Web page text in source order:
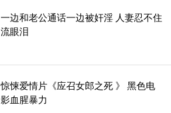
一边和老公通话一边被奸淫 人妻忍不住
流眼泪
惊悚爱情片《应召女郎之死 》 黑色电
影血腥暴力